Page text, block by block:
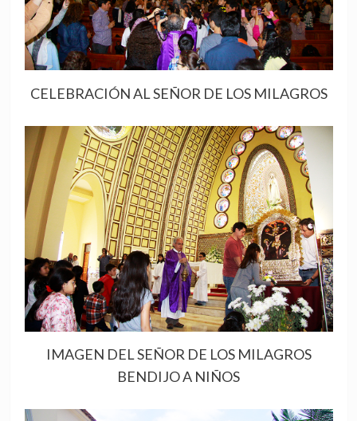
CELEBRACIÓN AL SEÑOR DE LOS MILAGROS
IMAGEN DEL SEÑOR DE LOS MILAGROS
BENDIJO A NIÑOS